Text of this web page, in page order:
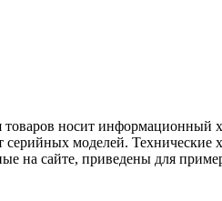
товаров носит
серийных моделей.
на сайте, приведены для